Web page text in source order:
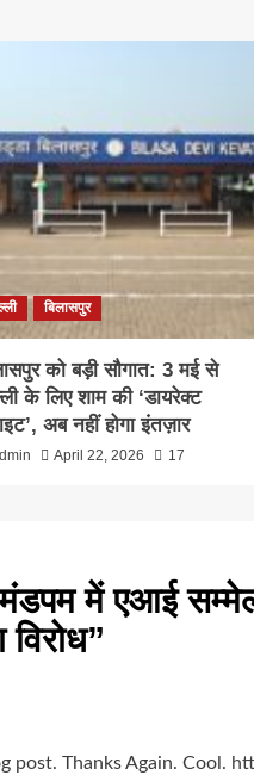
बिलासपुर
को बड़ी सौगात: 3 मई से
के लिए शाम की ‘डायरेक्ट
अब नहीं होगा इंतज़ार
April 22, 2026 17
में एआई
”
post. Thanks Again. Cool.